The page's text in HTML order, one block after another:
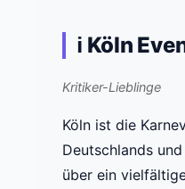
ℹ️ Köln
Kritiker-Lieblinge
Köln ist die
Deutschlands
über ein